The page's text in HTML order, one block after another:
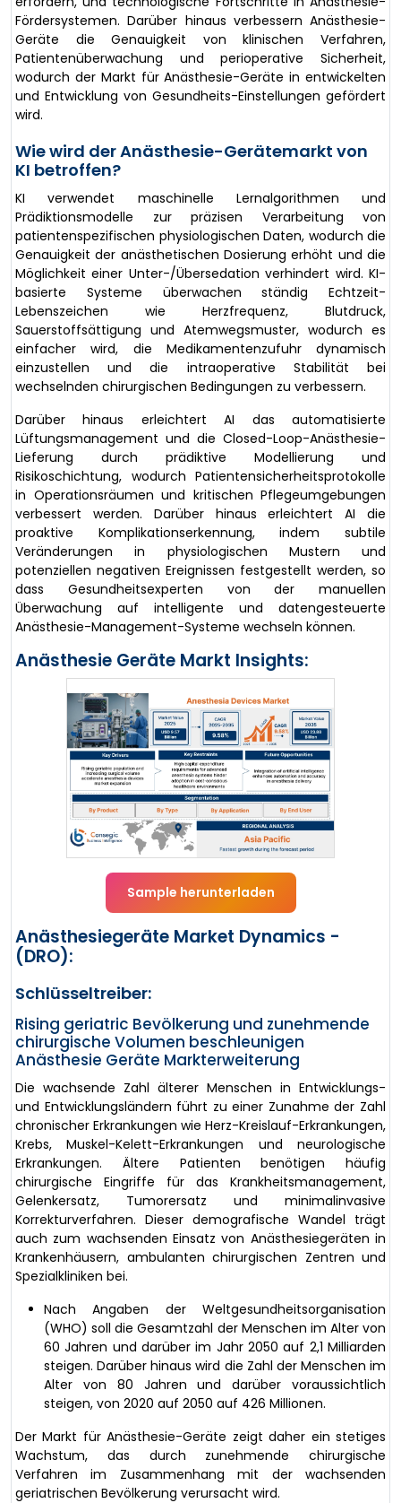
Fördersystemen. Darüber hinaus verbessern Anästhesie-
Geräte die Genauigkeit von klinischen Verfahren,
Patientenüberwachung und perioperative Sicherheit,
wodurch der Markt für Anästhesie-Geräte in entwickelten
und Entwicklung von Gesundheits-Einstellungen gefördert
wird.
Wie wird der Anästhesie-Gerätemarkt von
KI betroffen?
KI verwendet maschinelle Lernalgorithmen und
Prädiktionsmodelle zur präzisen Verarbeitung von
patientenspezifischen physiologischen Daten, wodurch die
Genauigkeit der anästhetischen Dosierung erhöht und die
Möglichkeit einer Unter-/Übersedation verhindert wird. KI-
basierte Systeme überwachen ständig Echtzeit-
Lebenszeichen wie Herzfrequenz, Blutdruck,
Sauerstoffsättigung und Atemwegsmuster, wodurch es
einfacher wird, die Medikamentenzufuhr dynamisch
einzustellen und die intraoperative Stabilität bei
wechselnden chirurgischen Bedingungen zu verbessern.
Darüber hinaus erleichtert AI das automatisierte
Lüftungsmanagement und die Closed-Loop-Anästhesie-
Lieferung durch prädiktive Modellierung und
Risikoschichtung, wodurch Patientensicherheitsprotokolle
in Operationsräumen und kritischen Pflegeumgebungen
verbessert werden. Darüber hinaus erleichtert AI die
proaktive Komplikationserkennung, indem subtile
Veränderungen in physiologischen Mustern und
potenziellen negativen Ereignissen festgestellt werden, so
dass Gesundheitsexperten von der manuellen
Überwachung auf intelligente und datengesteuerte
Anästhesie-Management-Systeme wechseln können.
Anästhesie Geräte Markt Insights:
Sample herunterladen
Anästhesiegeräte Market Dynamics -
(DRO):
Schlüsseltreiber:
Rising geriatric Bevölkerung und zunehmende
chirurgische Volumen beschleunigen
Anästhesie Geräte Markterweiterung
Die wachsende Zahl älterer Menschen in Entwicklungs-
und Entwicklungsländern führt zu einer Zunahme der Zahl
chronischer Erkrankungen wie Herz-Kreislauf-Erkrankungen,
Krebs, Muskel-Kelett-Erkrankungen und neurologische
Erkrankungen. Ältere Patienten benötigen häufig
chirurgische Eingriffe für das Krankheitsmanagement,
Gelenkersatz, Tumorersatz und minimalinvasive
Korrekturverfahren. Dieser demografische Wandel trägt
auch zum wachsenden Einsatz von Anästhesiegeräten in
Krankenhäusern, ambulanten chirurgischen Zentren und
Spezialkliniken bei.
Nach Angaben der Weltgesundheitsorganisation
(WHO) soll die Gesamtzahl der Menschen im Alter von
60 Jahren und darüber im Jahr 2050 auf 2,1 Milliarden
steigen. Darüber hinaus wird die Zahl der Menschen im
Alter von 80 Jahren und darüber voraussichtlich
steigen, von 2020 auf 2050 auf 426 Millionen.
Der Markt für Anästhesie-Geräte zeigt daher ein stetiges
Wachstum, das durch zunehmende chirurgische
Verfahren im Zusammenhang mit der wachsenden
geriatrischen Bevölkerung verursacht wird.